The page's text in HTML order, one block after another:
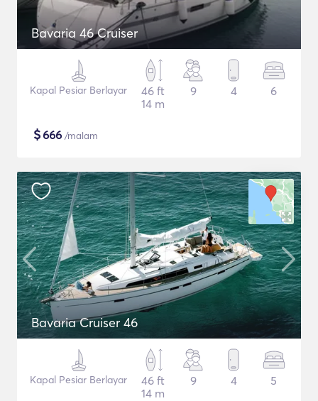
Bavaria 46 Cruiser
Kapal Pesiar Berlayar
46 ft
14 m
9 4 6
$666 /malam
Bavaria Cruiser 46
Kapal Pesiar Berlayar
46 ft
14 m
9 4 5